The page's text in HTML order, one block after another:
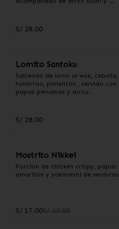
S/ 28.00
Lomito Santoku
Salteado de lomo al wok, cebolla,
holantao, pimentón , servido con
papas peruanas y arroz.
S/ 28.00
Mostrito Nikkei
Porción de chicken crispy, papas
amarillas y yakimeshi de verduras
S/ 17.00S/ 22.00